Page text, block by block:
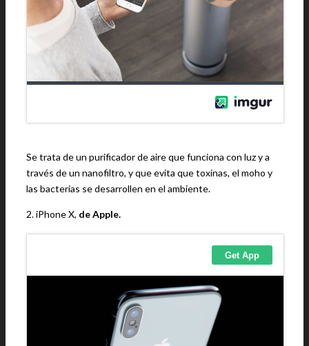
Se trata de un purificador de aire que funciona con luz y a
través de un nanofiltro, y que evita que toxinas, el moho y
las bacterias se desarrollen en el ambiente.
2. iPhone X, de Apple.